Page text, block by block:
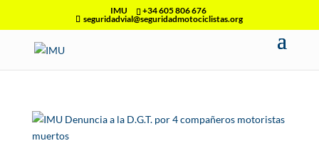
IMU
+34 605 806 676
seguridadvial@seguridadmotociclistas.org